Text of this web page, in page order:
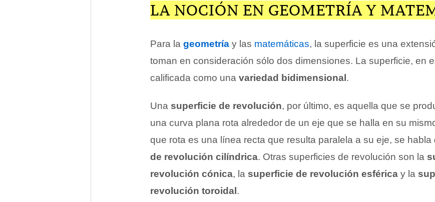
LA NOCIÓN EN GEOMETRÍA Y
Para la geometría y las matemáticas, la superficie es una
toman en consideración sólo dos dimensiones. La superficie, en
calificada como una variedad bidimensional .
Una superficie de revolución, por último, es aquella que se
una curva plana rota alrededor de un eje que se halla en su
que rota es una línea recta que resulta paralela a su eje, se habla
de revolución cilíndrica. Otras superficies de revolución son la
revolución cónica, la superficie de revolución esférica y la
revolución toroidal .